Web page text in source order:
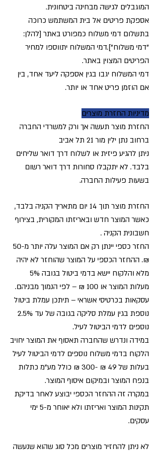
המוגבלים לגישה מבחינה ביטחונית.
אספקת פריטים אל בית המשתמש כרוכה
בתשלום דמי משלוח כמפורט באתר [להלן:
"דמי משלוח"].דמי המשלוח יתווספו למחיר
הפריטים המצוין באתר.
דמי המשלוח יגבו בגין אספקה ליעד אחד, בין
אם הוזמן פריט אחד או יותר.
מדיניות החזרת מוצרים
החזרת מוצר תעשה אך ורק למשרדי החברה
ברחוב נתן ילין מור 21 תל אביב
ניתן להגיע פיזית או לשלוח דרך דואר שליחים
בלבד. לא יתקבלו סחורות דרך דואר רשום
בשעות פעילות החברה.
החזרת מוצר תוך 14 יום מתאריך הקניה בלבד,
כאשר המוצר חדש ובאריזתו המקורית, בצירוף
חשבונית הקניה .
החזר כספי יינתן רק אם המוצר עלה יותר מ-50
₪. ההחזר הכספי על המוצר שהוחזר לא יהיה
מלא והלקוח יישא בדמי ביטול בגובה 5%
מעלות המוצר או 100 ₪ – לפי הנמוך מבניהם.
עסקאות בכרטיסי אשראי – תיתכן עמלת ביטול
נוספת בגין עמלת סליקה בגובה של עד 2.5%
נוספים לדמי הביטול לעיל.
במידה ונדרש שהחברה תאסוף את המוצר יחויב
הלקוח בדמי משלוח נוספים לדמי הביטול לעיל
בעלות של 49 ₪ -300 ₪ כולל מע"מ כתלות
בנפח המוצר ובמיקום איסוף המוצר.
במקרה זה ההחזר הכספי יבוצע לאחר בדיקת
תקינות המוצר ואריזתו ולא יאוחר מ-5 ימי
עסקים.
לא ניתן להחזיר מוצרים מכל סוג שהוא שנעשה